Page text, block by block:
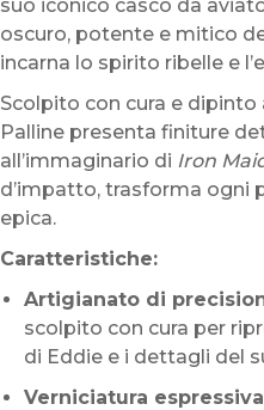
suo iconico casco da
oscuro, potente e mitico
incarna lo spirito ribelle e
Scolpito con cura e
Palline presenta finiture
all’immaginario di Iron
d’impatto, trasforma ogni
epica.
Caratteristiche:
Artigianato di
scolpito con cura per
di Eddie e i dettagli del
Verniciatura espressiva